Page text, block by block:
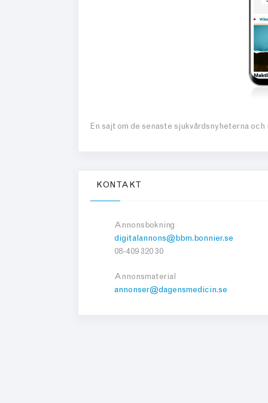
En sajt om de senaste sjukvårdsnyheterna och
KONTAKT
Annonsbokning
digitalannons@bbm.bonnier.se
08-409 320 30
Annonsmaterial
annonser@dagensmedicin.se